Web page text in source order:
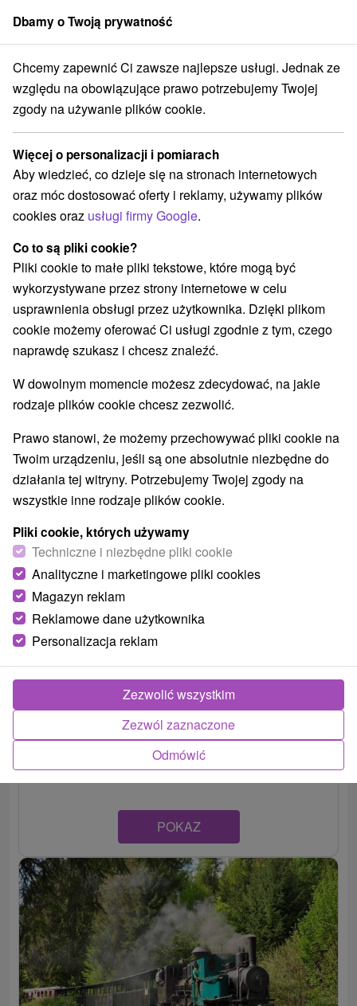
członek grupySorger
Atrakcje na Słowacji Atrakcje dla dzieci Muránska planina
Atrakcje dla dzieci Muránska
planina
Kategorie
Wszystkie kategorie
Atrakcje turystyczne
Muzea i galerie(2) Tarcze
Zabytki techniki(5) Aquaparki, baseny (1)
Areny laserowe i paintball(1)
Wieże obserwacyjne i chodniki(1)
Zamki, pałace, ruiny(1) Skanseny(1)
Chaty górskie(1) Obiekty architektoniczne
Túry a turistické chodníky(3)
Wsie i miasta
Muráň(2) Hnúšťa(1)
Letnia kąpielisko Hnúšťa
Banskobystrický kraj -Hnúšťa
POKAZ
Dbamy o Twoją prywatność
Chcemy zapewnić Ci zawsze najlepsze usługi. Jednak ze
względu na obowiązujące prawo potrzebujemy Twojej
zgody na używanie plików cookie.
Więcej o personalizacji i pomiarach
Aby wiedzieć, co dzieje się na stronach internetowych
oraz móc dostosować oferty i reklamy, używamy plików
cookies oraz usługi firmy Google.
Co to są pliki cookie?
Pliki cookie to małe pliki tekstowe, które mogą być
wykorzystywane przez strony internetowe w celu
usprawnienia obsługi przez użytkownika. Dzięki plikom
cookie możemy oferować Ci usługi zgodnie z tym, czego
naprawdę szukasz i chcesz znaleźć.
W dowolnym momencie możesz zdecydować, na jakie
rodzaje plików cookie chcesz zezwolić.
Prawo stanowi, że możemy przechowywać pliki cookie na
Twoim urządzeniu, jeśli są one absolutnie niezbędne do
działania tej witryny. Potrzebujemy Twojej zgody na
wszystkie inne rodzaje plików cookie.
Pliki cookie, których używamy
Techniczne i niezbędne pliki cookie
Analityczne i marketingowe pliki cookies
Magazyn reklam
Reklamowe dane użytkownika
Personalizacja reklam
Odmówić
Zezwól zaznaczone
Zezwolić wszystkim